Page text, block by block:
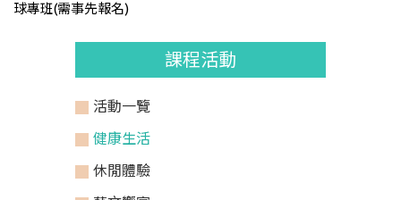
球專班(需事先報名)
課程活動
活動一覽
健康生活
休閒體驗